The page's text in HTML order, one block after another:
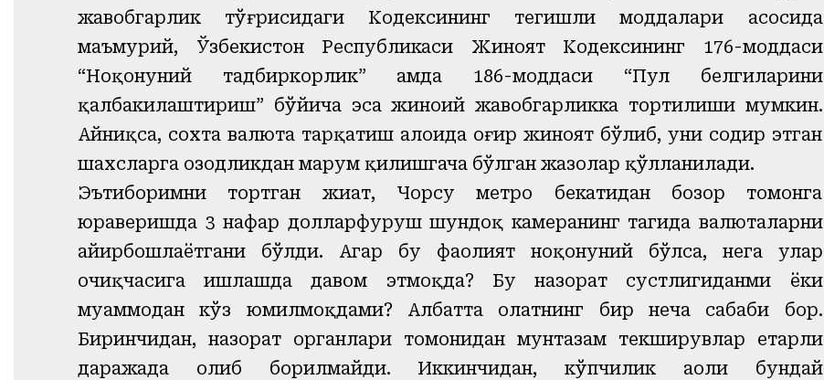
жавобгарлик тўғрисидаги Кодексининг тегишли моддалари асосида
маъмурий, Ўзбекистон Республикаси Жиноят Кодексининг 176-моддаси
“Ноқонуний тадбиркорлик” ҳамда 186-моддаси “Пул белгиларини
қалбакилаштириш” бўйича эса жиноий жавобгарликка тортилиши мумкин.
Айниқса, сохта валюта тарқатиш алоҳида оғир жиноят бўлиб, уни содир этган
шахсларга озодликдан маҳрум қилишгача бўлган жазолар қўлланилади.
Эътиборимни тортган жиҳат, Чорсу метро бекатидан бозор томонга
юраверишда 3 нафар долларфуруш шундоқ камеранинг тагида валюталарни
айирбошлаётгани бўлди. Агар бу фаолият ноқонуний бўлса, нега улар
очиқчасига ишлашда давом этмоқда? Бу назорат сустлигиданми ёки
муаммодан кўз юмилмоқдами? Албатта ҳолатнинг бир неча сабаби бор.
Биринчидан, назорат органлари томонидан мунтазам текширувлар етарли
даражада олиб борилмайди. Иккинчидан, кўпчилик аҳоли бундай